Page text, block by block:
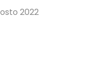
2022